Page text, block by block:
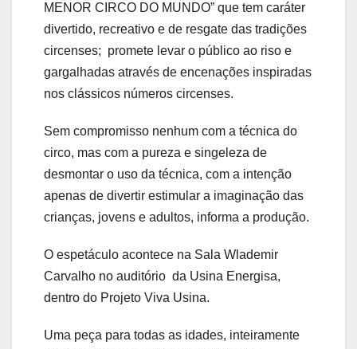
MENOR CIRCO DO MUNDO” que tem caráter
divertido, recreativo e de resgate das tradições
circenses; promete levar o público ao riso e
gargalhadas através de encenações inspiradas
nos clássicos números circenses.
Sem compromisso nenhum com a técnica do
circo, mas com a pureza e singeleza de
desmontar o uso da técnica, com a intenção
apenas de divertir estimular a imaginação das
crianças, jovens e adultos, informa a produção.
O espetáculo acontece na Sala Wlademir
Carvalho no auditório da Usina Energisa,
dentro do Projeto Viva Usina.
Uma peça para todas as idades, inteiramente